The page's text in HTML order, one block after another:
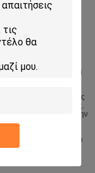
καταδίωξη
γνωρίσματα
επιτρέπει στη
που παρέχει στη
αποτελεσματικά τις
τα βίντεο και οι μάσκες.
αμφισβητούνται για την
πηγής σωμάτων που